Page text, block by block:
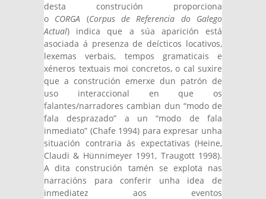
desta construción proporciona
o CORGA (Corpus de Referencia do Galego
Actual) indica que a súa aparición está
asociada á presenza de deícticos locativos,
lexemas verbais, tempos gramaticais e
xéneros textuais moi concretos, o cal suxire
que a construción emerxe dun patrón de
uso interaccional en que os
falantes/narradores cambian dun “modo de
fala desprazado” a un “modo de fala
inmediato” (Chafe 1994) para expresar unha
situación contraria ás expectativas (Heine,
Claudi & Hünnimeyer 1991, Traugott 1998).
A dita construción tamén se explota nas
narracións para conferir unha idea de
inmediatez aos eventos